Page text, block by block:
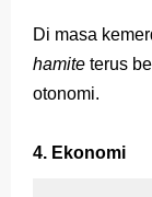
Di masa
hamite terus
otonomi.
4. Ekonomi